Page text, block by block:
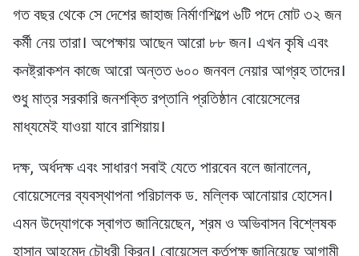
গত বছর থেকে সে দেশের জাহাজ নির্মাণশিল্পে ৬টি পদে মোট ৩২ জন
কর্মী নেয় তারা। অপেক্ষায় আছেন আরো ৮৮ জন। এখন কৃষি এবং
কনষ্ট্রাকশন কাজে আরো অন্তত ৬০০ জনবল নেয়ার আগ্রহ তাদের।
শুধু মাত্র সরকারি জনশক্তি রপ্তানি প্রতিষ্ঠান বোয়েসেলের
মাধ্যমেই যাওয়া যাবে রাশিয়ায়।
দক্ষ, অর্ধদক্ষ এবং সাধারণ সবাই যেতে পারবেন বলে জানালেন,
বোয়েসেলের ব্যবস্থাপনা পরিচালক ড. মল্লিক আনোয়ার হোসেন।
এমন উদ্যোগকে স্বাগত জানিয়েছেন, শ্রম ও অভিবাসন বিশ্লেষক